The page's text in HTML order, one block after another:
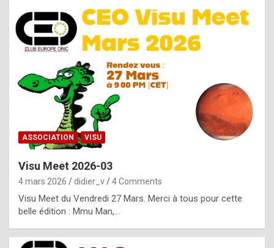
i
n
e
R
o
p
l
c
ASSOCIATION VISU
Visu Meet 2026-03
4 mars 2026 didier_v 4 Comments
Visu Meet du Vendredi 27 Mars. Merci à tous pour cette
belle édition : Mmu Man,…